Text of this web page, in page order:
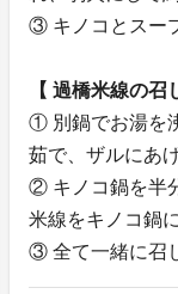
③ キノコとスー
【 過橋米線の召
① 別鍋でお湯を
茹で、ザルにあげ
② キノコ鍋を半
米線をキノコ鍋
③ 全て一緒に召